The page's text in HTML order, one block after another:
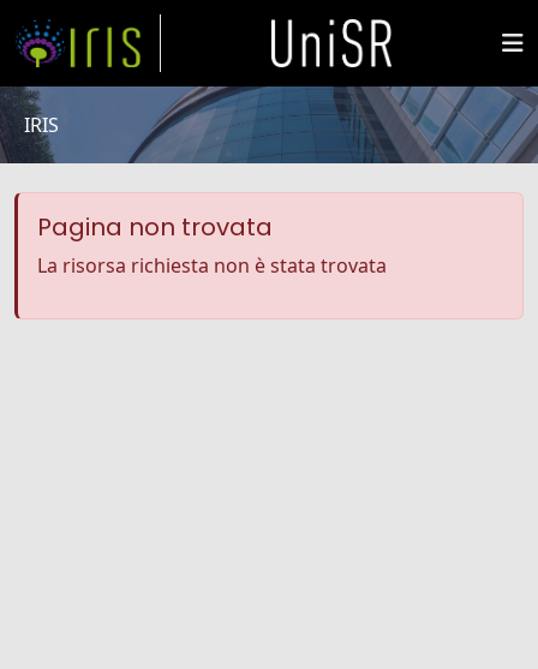
IRIS
Pagina non trovata
La risorsa richiesta non è stata trovata